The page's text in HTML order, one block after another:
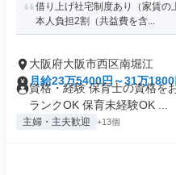
借り上げ社宅制度あり（家賃の
本人負担2割（共益費を含...
大阪府大阪市西区南堀江
月給23万5400円～31万1800
資格・経験 保育士の資格を
ランクOK 保育未経験OK ...
主婦・主夫歓迎 +13個